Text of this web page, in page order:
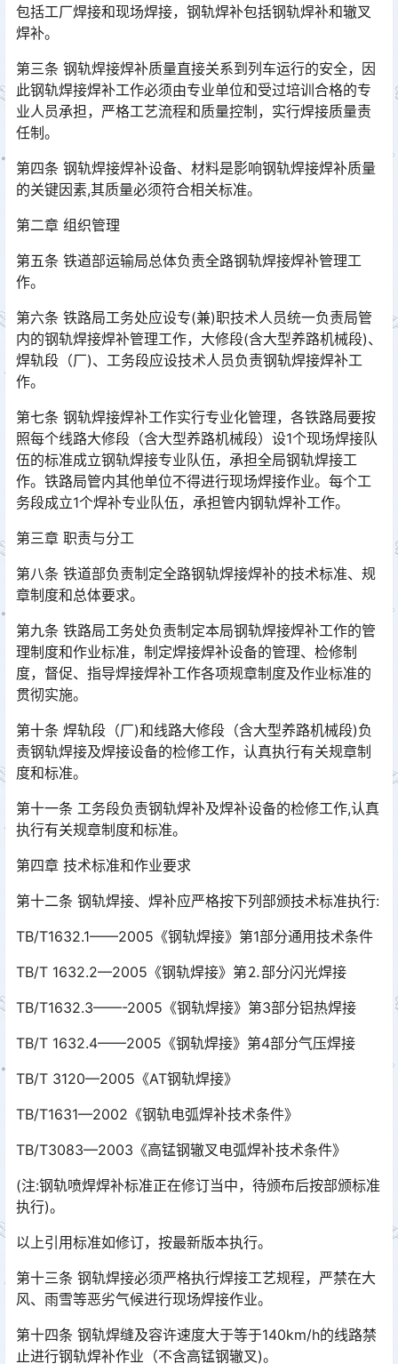
包括工厂焊接和现场焊接，钢轨焊补包括钢轨焊补和辙叉
焊补。
第三条 钢轨焊接焊补质量直接关系到列车运行的安全，因
此钢轨焊接焊补工作必须由专业单位和受过培训合格的专
业人员承担，严格工艺流程和质量控制，实行焊接质量责
任制。
第四条 钢轨焊接焊补设备、材料是影响钢轨焊接焊补质量
的关键因素,其质量必须符合相关标准。
第二章 组织管理
第五条 铁遒部运输局总体负责全路钢轨焊接焊补管理工
作。
第六条 铁路局工务处应设专(兼)职技术人员统一负责局管
内的钢轨焊接焊补管理工作，大修段(含大型养路机械段)、
焊轨段（厂)、工务段应设技术人员负责钢轨焊接焊补工
作。󠅅󠅃󠄵󠅂󠄪󠇖󠆨󠆨󠇕󠆞󠆒󠅬󠇘󠆭󠆘󠇙󠆝󠅵󠇗󠆭󠆁󠄐󠇗󠅹󠅸󠇖󠆍󠅳󠇖󠅹󠅰󠇖󠆌󠅹
第七条 钢轨焊接焊补工作实行专业化管理，各铁路局要按
照每个线路大修段（含大型养路机械段）设1个现场焊接队
伍的标准成立钢轨焊接专业队伍，承担全局钢轨焊接工
作。铁路局管内其他单位不得进行现场焊接作业。每个工
务段成立1个焊补专业队伍，承担管内钢轨焊补工作。󠅅󠅃󠄵󠅂󠄪󠇖󠆨󠆨󠇕󠆞󠆒󠅬󠇘󠆭󠆘󠇙󠆝󠅵󠇗󠆭󠆁󠄐󠇗󠅹󠅸󠇖󠆍󠅳󠇖󠅹󠅰󠇖󠆌󠅹
第三章 职责与分工
第八条 铁道部负责制定全路钢轨焊接焊补的技术标准、规
章制度和总体要求。
第九条 铁路局工务处负责制定本局钢轨焊接焊补工作的管
理制度和作业标准，制定焊接焊补设备的管理、检修制
度，督促、指导焊接焊补工作各项规章制度及作业标准的
贯彻实施。󠅅󠅃󠄵󠅂󠄪󠇖󠆨󠆨󠇕󠆞󠆒󠅬󠇘󠆭󠆘󠇙󠆝󠅵󠇗󠆭󠆁󠄐󠇗󠅹󠅸󠇖󠆍󠅳󠇖󠅹󠅰󠇖󠆌󠅹
第十条 焊轨段（厂)和线路大修段（含大型养路机械段)负
责钢轨焊接及焊接设备的检修工作，认真执行有关规章制
度和标准。
第十一条 工务段负责钢轨焊补及焊补设备的检修工作,认真
执行有关规章制度和标准。
第四章 技术标准和作业要求
第十二条 钢轨焊接、焊补应严格按下列部颁技术标准执行:
TB/T1632.1——2005《钢轨焊接》第1部分通用技术条件
TB/T 1632.2—2005《钢轨焊接》第⒉部分闪光焊接
TB/T1632.3——-2005《钢轨焊接》第3部分铝热焊接
TB/T 1632.4——2005《钢轨焊接》第4部分气压焊接
TB/T 3120—2005《AT钢轨焊接》
TB/T1631—2002《钢轨电弧焊补技术条件》
TB/T3083—2003《高锰钢辙叉电弧焊补技术条件》
(注:钢轨喷焊焊补标准正在修订当中，待颁布后按部颁标准
执行)。
以上引用标准如修订，按最新版本执行。
第十三条 钢轨焊接必须严格执行焊接工艺规程，严禁在大
风、雨雪等恶劣气候进行现场焊接作业。
第十四条 钢轨焊缝及容许速度大于等于140km/h的线路禁
止进行钢轨焊补作业（不含高锰钢辙叉)。